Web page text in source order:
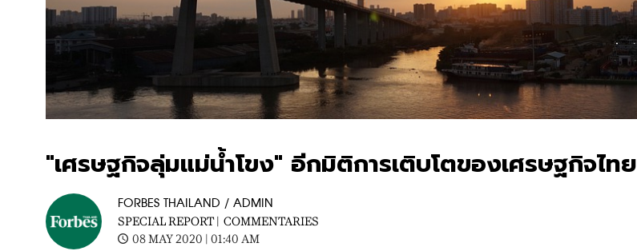
"เศรษฐกิจลุ่มแม่น้ำโขง" อีกมิติการเติบโตของเศรษฐกิจไทย
FORBES THAILAND / ADMIN
SPECIAL REPORT | COMMENTARIES
08 MAY 2020 | 01:40 AM